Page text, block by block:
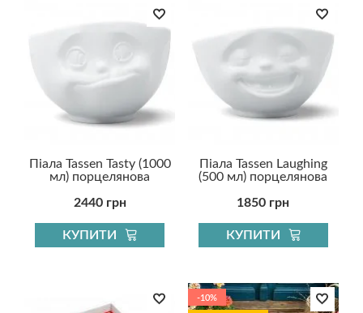
Піала Tassen Tasty (1000
мл) порцелянова
2440 грн
КУПИТИ
Піала Tassen Laughing
(500 мл) порцелянова
1850 грн
КУПИТИ
-10%